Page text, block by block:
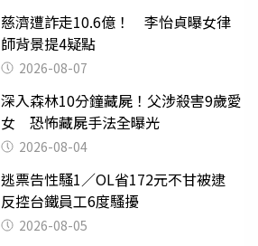
慈濟遭詐走10.6億！ 李怡貞曝女律
師背景提4疑點
2026-08-07
深入森林10分鐘藏屍！父涉殺害9歲愛
女 恐怖藏屍手法全曝光
2026-08-04
逃票告性騷1／OL省172元不甘被逮
反控台鐵員工6度騷擾
2026-08-05